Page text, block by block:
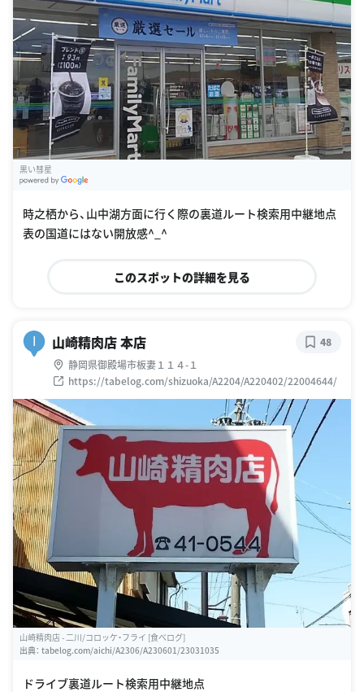
黒い彗星
時之栖から、山中湖方面に行く際の裏道ルート検索用中継地点
表の国道にはない開放感^_^
このスポットの詳細を見る
I 山崎精肉店 本店
静岡県御殿場市板妻１１４-１
https://tabelog.com/shizuoka/A2204/A220402/22004644/
48
山崎精肉店 - 二川/コロッケ・フライ [食べログ]
出典： tabelog.com/aichi/A2306/A230601/23031035
ドライブ裏道ルート検索用中継地点